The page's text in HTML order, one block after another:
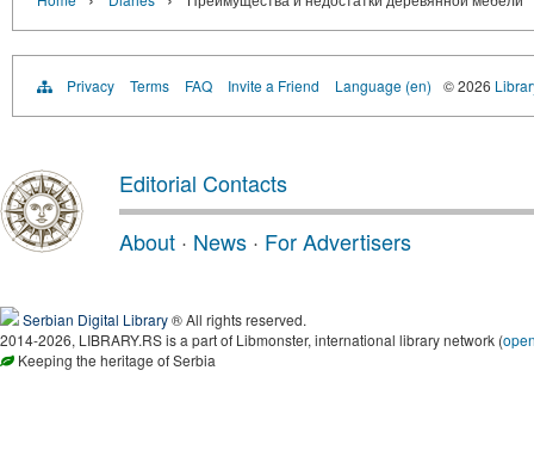
Privacy Terms FAQ Invite a Friend Language (en) © 2026
Editorial Contacts
About · News · For Advertisers
Serbian Digital Library® All rights reserved.
2014-2026, LIBRARY.RS is a part of Libmonster, international library network (
Keeping the heritage of Serbia